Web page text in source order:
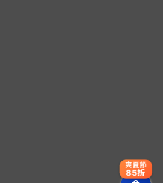
爽夏節
85折